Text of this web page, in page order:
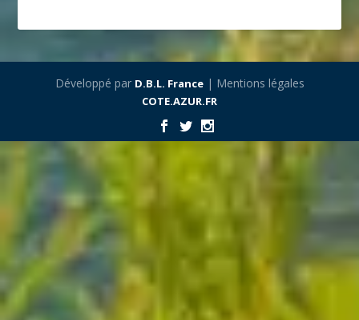
Développé par D.B.L. France| Mentions légales
COTE.AZUR.FR